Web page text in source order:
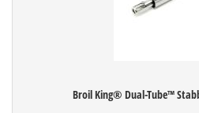
Broil King® Dual-Tube™